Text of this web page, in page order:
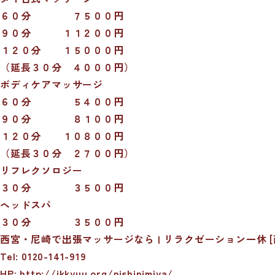
６０分 ７５００円
９０分 １１２００円
１２０分 １５０００円
（延長３０分 ４０００円）
ボディケアマッサージ
６０分 ５４００円
９０分 ８１００円
１２０分 １０８００円
（延長３０分 ２７００円）
リフレクソロジー
３０分 ３５００円
ヘッドスパ
３０分 ３５００円
西宮・尼崎で出張マッサージなら | リラクゼーション一休
Tel: 0120-141-919